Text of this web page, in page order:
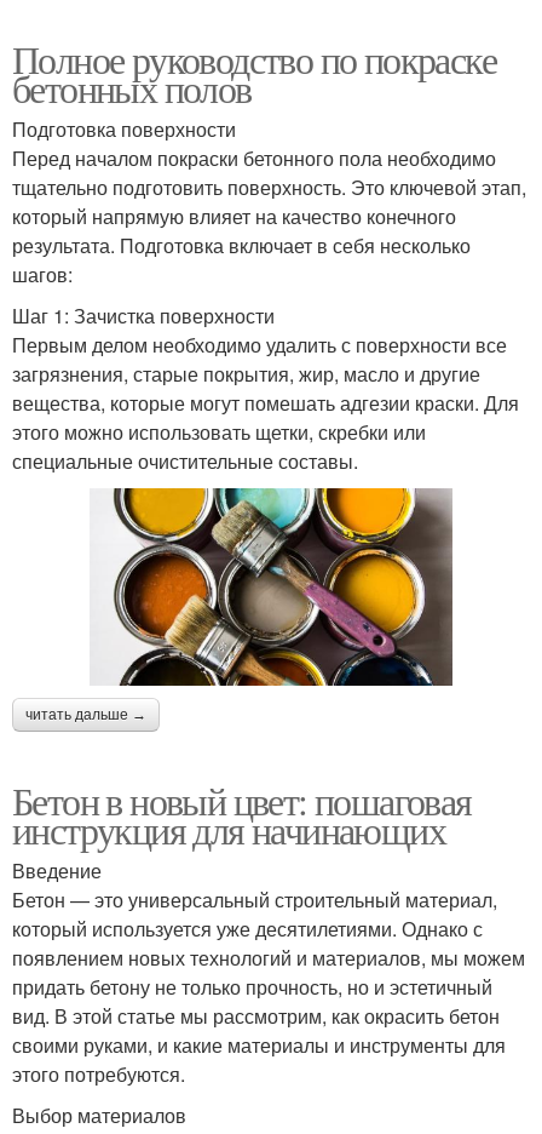
Полное руководство по покраске
бетонных полов
Подготовка поверхности
Перед началом покраски бетонного пола необходимо
тщательно подготовить поверхность. Это ключевой этап,
который напрямую влияет на качество конечного
результата. Подготовка включает в себя несколько
шагов:
Шаг 1: Зачистка поверхности
Первым делом необходимо удалить с поверхности все
загрязнения, старые покрытия, жир, масло и другие
вещества, которые могут помешать адгезии краски. Для
этого можно использовать щетки, скребки или
специальные очистительные составы.
читать дальше →
Бетон в новый цвет: пошаговая
инструкция для начинающих
Введение
Бетон — это универсальный строительный материал,
который используется уже десятилетиями. Однако с
появлением новых технологий и материалов, мы можем
придать бетону не только прочность, но и эстетичный
вид. В этой статье мы рассмотрим, как окрасить бетон
своими руками, и какие материалы и инструменты для
этого потребуются.
Выбор материалов